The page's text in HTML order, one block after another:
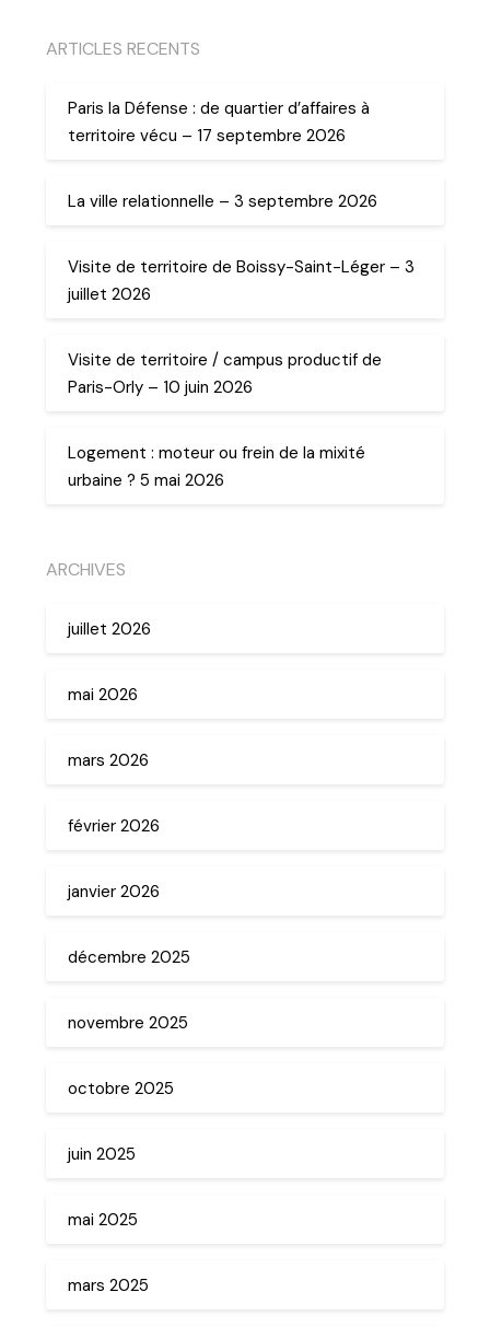
ARTICLES RECENTS
Paris la Défense : de quartier d’affaires à
territoire vécu – 17 septembre 2026
La ville relationnelle – 3 septembre 2026
Visite de territoire de Boissy-Saint-Léger – 3
juillet 2026
Visite de territoire / campus productif de
Paris-Orly – 10 juin 2026
Logement : moteur ou frein de la mixité
urbaine ? 5 mai 2026
ARCHIVES
juillet 2026
mai 2026
mars 2026
février 2026
janvier 2026
décembre 2025
novembre 2025
octobre 2025
juin 2025
mai 2025
mars 2025